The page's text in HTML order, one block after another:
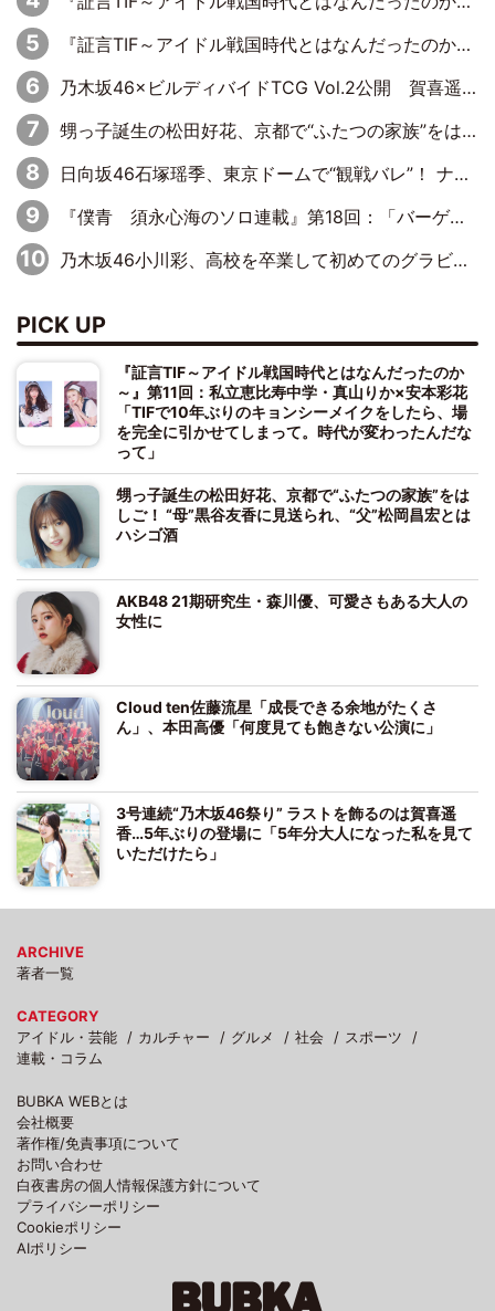
『証言TIF～アイドル戦国時代とはなんだったのか～』第10回：さくら学院・武藤彩未×飯田らうら「正直、中3で辞めるというのを信じてなくて。そう言われてはいたけど、嘘でしょって」
乃木坂46×ビルディバイドTCG Vol.2公開 賀喜遥香＆田村真佑が『京まふ』ステージに登壇
甥っ子誕生の松田好花、京都で“ふたつの家族”をはしご！ “母”黒谷友香に見送られ、“父”松岡昌宏とはハシゴ酒
日向坂46石塚瑶季、東京ドームで“観戦バレ”！ ナイツ・塙も認めた「巨人に詳しすぎるアイドル」は元VENUSスクール生で杉内コーチ推し⁉
『僕青 須永心海のソロ連載』第18回：「バーゲンセールハンターみうな inしまむら」編
乃木坂46小川彩、高校を卒業して初めてのグラビア「大人になった感じがしました(笑)」
PICK UP
『証言TIF～アイドル戦国時代とはなんだったのか
～』第11回：私立恵比寿中学・真山りか×安本彩花
「TIFで10年ぶりのキョンシーメイクをしたら、場
を完全に引かせてしまって。時代が変わったんだな
って」
甥っ子誕生の松田好花、京都で“ふたつの家族”をは
しご！ “母”黒谷友香に見送られ、“父”松岡昌宏とは
ハシゴ酒
AKB48 21期研究生・森川優、可愛さもある大人の
女性に
Cloud ten佐藤流星「成長できる余地がたくさ
ん」、本田高優「何度見ても飽きない公演に」
3号連続“乃木坂46祭り” ラストを飾るのは賀喜遥
香…5年ぶりの登場に「5年分大人になった私を見て
いただけたら」
ARCHIVE
著者一覧
CATEGORY
アイドル・芸能
カルチャー グルメ 社会
スポーツ
連載・コラム
BUBKA WEBとは
会社概要
著作権/免責事項について
お問い合わせ
白夜書房の個人情報保護方針について
プライバシーポリシー
Cookieポリシー
AIポリシー